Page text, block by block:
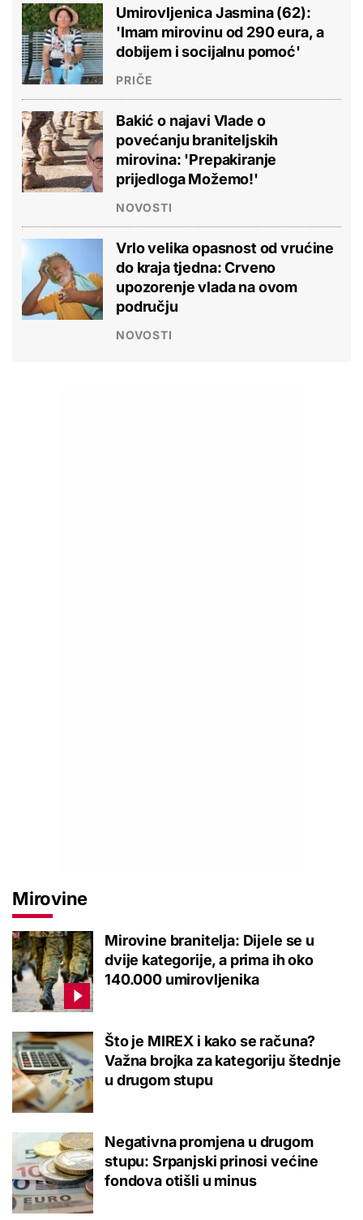
Umirovljenica Jasmina (62):
'Imam mirovinu od 290 eura, a
dobijem i socijalnu pomoć'
PRIČE
Bakić o najavi Vlade o
povećanju braniteljskih
mirovina: 'Prepakiranje
prijedloga Možemo!'
NOVOSTI
Vrlo velika opasnost od vrućine
do kraja tjedna: Crveno
upozorenje vlada na ovom
području
NOVOSTI
Mirovine
Mirovine branitelja: Dijele se u
dvije kategorije, a prima ih oko
140.000 umirovljenika
Što je MIREX i kako se računa?
Važna brojka za kategoriju štednje
u drugom stupu
Negativna promjena u drugom
stupu: Srpanjski prinosi većine
fondova otišli u minus